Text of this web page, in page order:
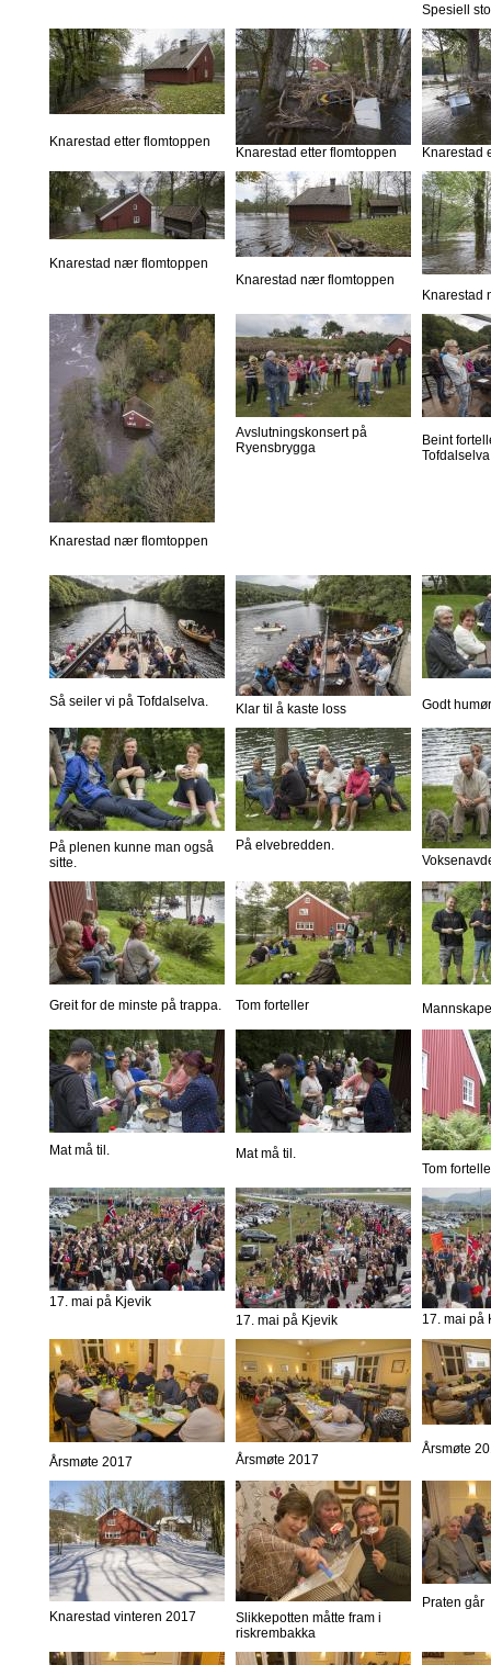
Spesiell
Knarestad etter flomtoppen
Knarestad etter flomtoppen Knarestad
Knarestad nær flomtoppen
Knarestad nær flomtoppen
Knarestad
Knarestad nær flomtoppen
Avslutningskonsert på
Ryensbrygga
Beint
Så seiler vi på Tofdalselva. Klar til å kaste loss Godt
På plenen kunne man også
sitte.
På elvebredden.
Greit for de minste på trappa. Tom forteller
Mat må til.
Mat må til.
Tom
17. mai på Kjevik
17. mai på Kjevik
17. mai på
Årsmøte 2017 Årsmøte 2017
Årsmøte
Knarestad vinteren 2017
Slikkepotten måtte fram i
riskrembakka
Praten går